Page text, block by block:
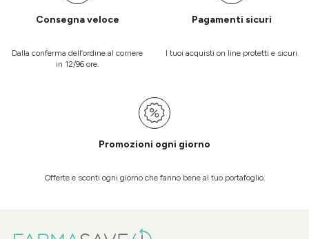
Consegna veloce
Dalla conferma dell’ordine al corriere
in 12/96 ore.
Pagamenti sicuri
I tuoi acquisti on line protetti e sicuri.
Promozioni ogni giorno
Offerte e sconti ogni giorno che fanno bene al tuo portafoglio.